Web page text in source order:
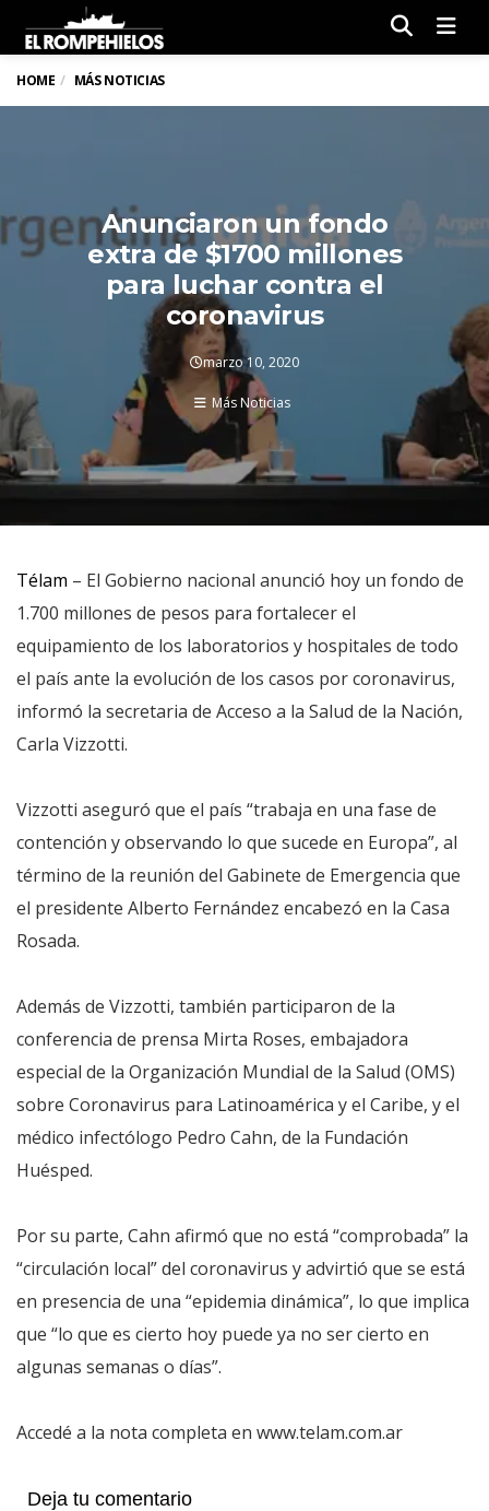
HOME MÁS NOTICIAS
Anunciaron un fondo
extra de $1700 millones
para luchar contra el
coronavirus
marzo 10, 2020
Más Noticias
Télam – El Gobierno nacional anunció hoy un fondo de
1.700 millones de pesos para fortalecer el
equipamiento de los laboratorios y hospitales de todo
el país ante la evolución de los casos por coronavirus,
informó la secretaria de Acceso a la Salud de la Nación,
Carla Vizzotti.
Vizzotti aseguró que el país “trabaja en una fase de
contención y observando lo que sucede en Europa”, al
término de la reunión del Gabinete de Emergencia que
el presidente Alberto Fernández encabezó en la Casa
Rosada.
Además de Vizzotti, también participaron de la
conferencia de prensa Mirta Roses, embajadora
especial de la Organización Mundial de la Salud (OMS)
sobre Coronavirus para Latinoamérica y el Caribe, y el
médico infectólogo Pedro Cahn, de la Fundación
Huésped.
Por su parte, Cahn afirmó que no está “comprobada” la
“circulación local” del coronavirus y advirtió que se está
en presencia de una “epidemia dinámica”, lo que implica
que “lo que es cierto hoy puede ya no ser cierto en
algunas semanas o días”.
Accedé a la nota completa en www.telam.com.ar
Deja tu comentario